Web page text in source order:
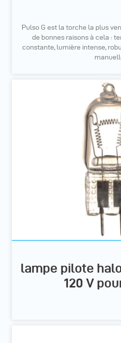
Pulso G est la torche la plus
de bonnes raisons à cela :
constante, lumière intense,
lampe pilote
120 V